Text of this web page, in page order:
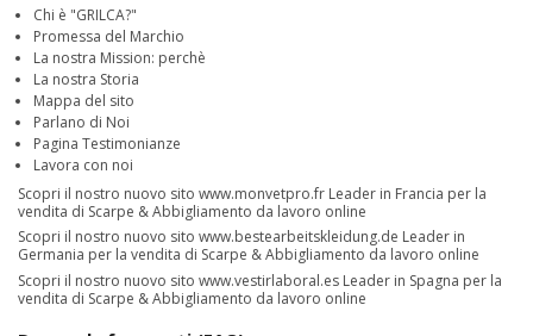
Chi è "GRILCA?"
Promessa del Marchio
La nostra Mission: perchè
La nostra Storia
Mappa del sito
Parlano di Noi
Pagina Testimonianze
Lavora con noi
Scopri il nostro nuovo sito www.monvetpro.fr Leader in Francia per la
vendita di Scarpe & Abbigliamento da lavoro online
Scopri il nostro nuovo sito www.bestearbeitskleidung.de Leader in
Germania per la vendita di Scarpe & Abbigliamento da lavoro online
Scopri il nostro nuovo sito www.vestirlaboral.es Leader in Spagna per la
vendita di Scarpe & Abbigliamento da lavoro online